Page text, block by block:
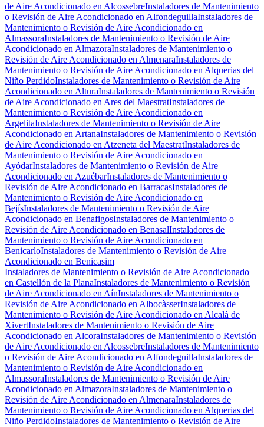
de Aire Acondicionado en AlcossebreInstaladores de Mantenimiento
o Revisión de Aire Acondicionado en AlfondeguillaInstaladores de
Mantenimiento o Revisión de Aire Acondicionado en
AlmassoraInstaladores de Mantenimiento o Revisión de Aire
Acondicionado en AlmazoraInstaladores de Mantenimiento o
Revisión de Aire Acondicionado en AlmenaraInstaladores de
Mantenimiento o Revisión de Aire Acondicionado en Alquerias del
Niño PerdidoInstaladores de Mantenimiento o Revisión de Aire
Acondicionado en AlturaInstaladores de Mantenimiento o Revisión
de Aire Acondicionado en Ares del MaestratInstaladores de
Mantenimiento o Revisión de Aire Acondicionado en
ArgelitaInstaladores de Mantenimiento o Revisión de Aire
Acondicionado en ArtanaInstaladores de Mantenimiento o Revisión
de Aire Acondicionado en Atzeneta del MaestratInstaladores de
Mantenimiento o Revisión de Aire Acondicionado en
AyódarInstaladores de Mantenimiento o Revisión de Aire
Acondicionado en AzuébarInstaladores de Mantenimiento o
Revisión de Aire Acondicionado en BarracasInstaladores de
Mantenimiento o Revisión de Aire Acondicionado en
BejísInstaladores de Mantenimiento o Revisión de Aire
Acondicionado en BenafigosInstaladores de Mantenimiento o
Revisión de Aire Acondicionado en BenasalInstaladores de
Mantenimiento o Revisión de Aire Acondicionado en
BenicarloInstaladores de Mantenimiento o Revisión de Aire
Acondicionado en Benicasim
Instaladores de Mantenimiento o Revisión de Aire Acondicionado
en Castellón de la PlanaInstaladores de Mantenimiento o Revisión
de Aire Acondicionado en AínInstaladores de Mantenimiento o
Revisión de Aire Acondicionado en AlbocàsserInstaladores de
Mantenimiento o Revisión de Aire Acondicionado en Alcalà de
XivertInstaladores de Mantenimiento o Revisión de Aire
Acondicionado en AlcoraInstaladores de Mantenimiento o Revisión
de Aire Acondicionado en AlcossebreInstaladores de Mantenimiento
o Revisión de Aire Acondicionado en AlfondeguillaInstaladores de
Mantenimiento o Revisión de Aire Acondicionado en
AlmassoraInstaladores de Mantenimiento o Revisión de Aire
Acondicionado en AlmazoraInstaladores de Mantenimiento o
Revisión de Aire Acondicionado en AlmenaraInstaladores de
Mantenimiento o Revisión de Aire Acondicionado en Alquerias del
Niño PerdidoInstaladores de Mantenimiento o Revisión de Aire